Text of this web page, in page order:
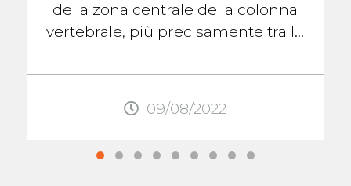
della zona centrale della colonna
vertebrale, più precisamente tra le
quello ...
09/08/2022